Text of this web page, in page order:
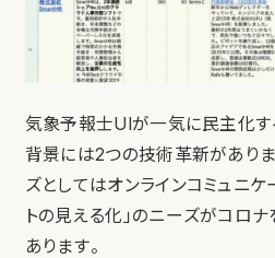
気象予報士UIが一気に民主化す
背景には2つの技術革新がありま
ズとしてはオンラインコミュニケ
トの見える化」のニーズがコロ
あります。